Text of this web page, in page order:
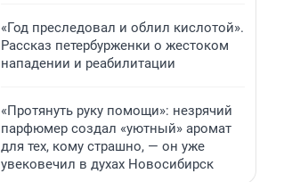
«Год преследовал и облил кислотой».
Рассказ петербурженки о жестоком
нападении и реабилитации
«Протянуть руку помощи»: незрячий
парфюмер создал «уютный» аромат
для тех, кому страшно, — он уже
увековечил в духах Новосибирск